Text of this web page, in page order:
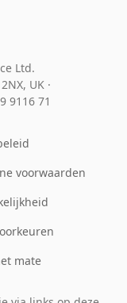
Ltd.
UK ·
9116 71
voorwaarden
mate